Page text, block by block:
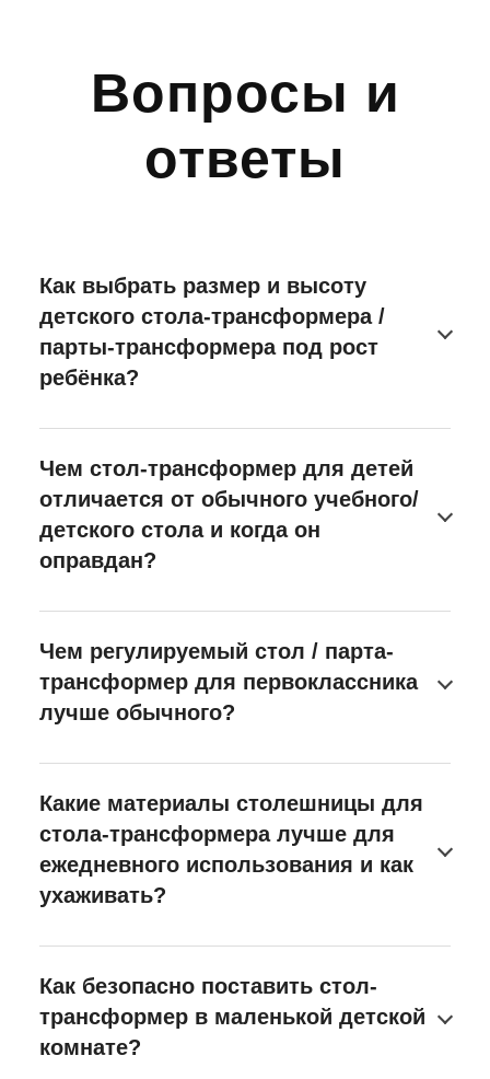
Вопросы и
ответы
Как выбрать размер и высоту
детского стола-трансформера /
парты-трансформера под рост
ребёнка?
Чем стол-трансформер для детей
отличается от обычного учебного/
детского стола и когда он
оправдан?
Чем регулируемый стол / парта-
трансформер для первоклассника
лучше обычного?
Какие материалы столешницы для
стола-трансформера лучше для
ежедневного использования и как
ухаживать?
Как безопасно поставить стол-
трансформер в маленькой детской
комнате?